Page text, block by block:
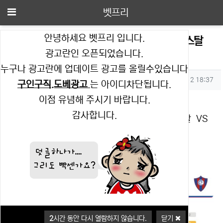
안녕하세요 벳프리 입니다.
광고란인 오픈되었습니다.
누구나 광고란에 업데이트 광고를 올릴수있습니다
구인구직.도베광고 는 아이디차단됩니다.
이점 유념해 주시기 바랍니다.
감사합니다.
2시간 동안 다시 열람하지 않습니다. 닫기
메뉴 벳프리
5월14일 코파리베르타도레스 스포르팅크리스탈
VS 세로포르테뇨 마카오픽
작성자 정보
벳프리작성 작성일
2025.05.12 18:37
컨텐츠 정보
조회 0 추천
5월14일 코파리베르타도레스 스포르팅크리스탈 VS
세로포르테뇨 마카오픽